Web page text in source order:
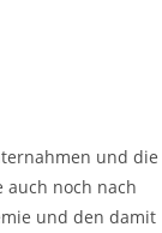
und die
noch nach
und den damit